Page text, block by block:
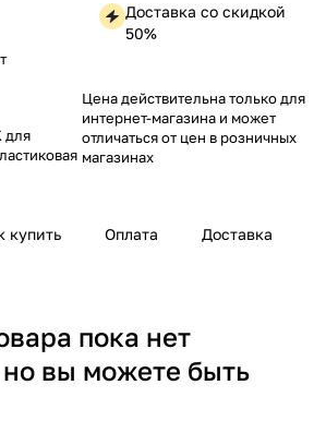
для
Доставка со скидкой
50%
Цена действительна только для
интернет-магазина и может
отличаться от цен в розничных
магазинах
купить Оплата Доставка
пока нет
вы можете быть